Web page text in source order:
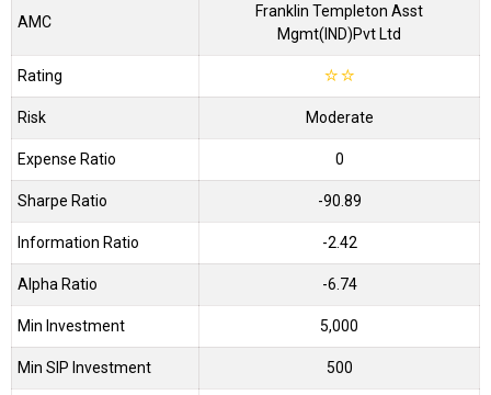
AMC
Franklin Templeton Asst
Mgmt(IND)Pvt Ltd
Rating ☆☆
Risk Moderate
Expense Ratio 0
Sharpe Ratio -90.89
Information Ratio -2.42
Alpha Ratio -6.74
Min Investment 5,000
Min SIP Investment 500